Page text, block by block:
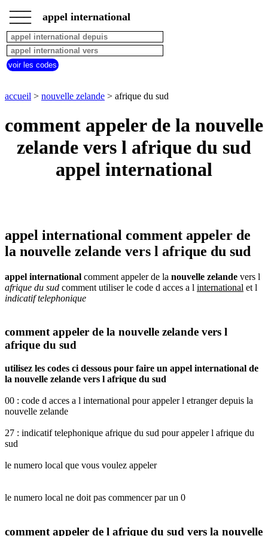
accueil
nouvelle
zelande
appel
depuis
pays
A B C D E F
G
M
U
W X Y Z
___
___ appel international
voir les codes
accueil > nouvelle zelande > afrique du sud
comment appeler de la nouvelle
zelande vers l afrique du sud
appel international
appel international comment appeler de
la nouvelle zelande vers l afrique du sud
appel international comment appeler de la nouvelle zelande vers l
afrique du sud comment utiliser le code d acces a l international et l
indicatif telephonique
comment appeler de la nouvelle zelande vers l
afrique du sud
utilisez les codes ci dessous pour faire un appel international de
la nouvelle zelande vers l afrique du sud
00 : code d acces a l international pour appeler l etranger depuis la
nouvelle zelande
27 : indicatif telephonique afrique du sud pour appeler l afrique du
sud
le numero local que vous voulez appeler
le numero local ne doit pas commencer par un 0
comment appeler de l afrique du sud vers la nouvelle